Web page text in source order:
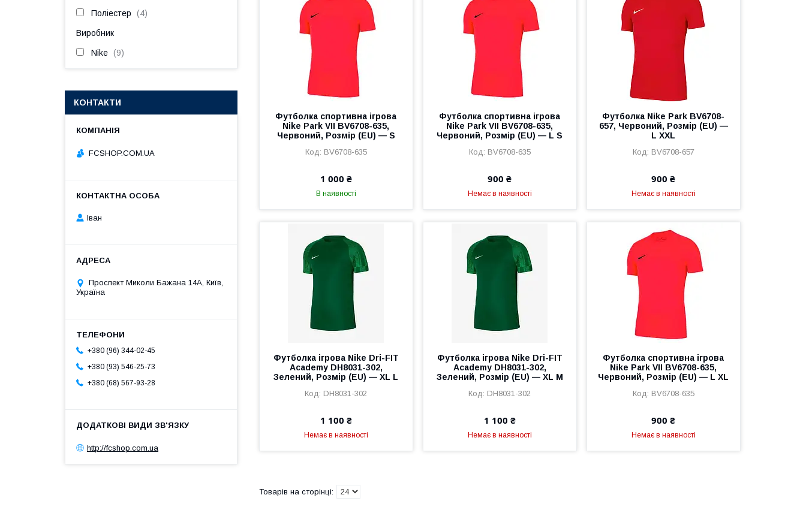
Футболка спортивна ігрова
Nike Park VII BV6708-635,
Червоний, Розмір (EU) — S
BV6708-635
1 000 ₴
В наявності
Футболка спортивна ігрова
Nike Park VII BV6708-635,
Червоний, Розмір (EU) — L S
BV6708-635
900 ₴
Немає в наявності
Футболка Nike Park BV6708-
657, Червоний, Розмір (EU) —
L XXL
BV6708-657
900 ₴
Немає в наявності
Футболка ігрова Nike Dri-FIT
Academy DH8031-302,
Зелений, Розмір (EU) — XL L
DH8031-302
1 100 ₴
Немає в наявності
Футболка ігрова Nike Dri-FIT
Academy DH8031-302,
Зелений, Розмір (EU) — XL M
DH8031-302
1 100 ₴
Немає в наявності
Футболка спортивна ігрова
Nike Park VII BV6708-635,
Червоний, Розмір (EU) — L XL
BV6708-635
900 ₴
Немає в наявності
Поліестер 4
Виробник
Nike 9
КОНТАКТИ
FCSHOP.COM.UA
Іван
Проспект Миколи Бажана 14А, Київ,
Україна
+380 (96) 344-02-45
+380 (93) 546-25-73
+380 (68) 567-93-28
http://fcshop.com.ua